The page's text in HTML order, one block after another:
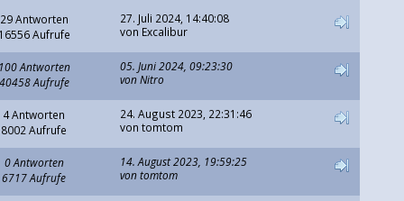
29 Antworten
Aufrufe
27. Juli 2024, 14:40:08
von Excalibur
Antworten
Aufrufe
05. Juni 2024, 09:23:30
vonNitro
4 Antworten
8002 Aufrufe
24. August 2023, 22:31:46
von tomtom
0 Antworten
6717 Aufrufe
14. August 2023, 19:59:25
vontomtom